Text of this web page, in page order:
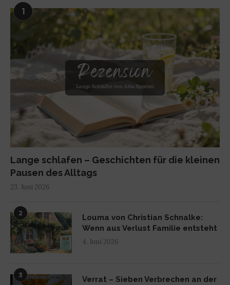
1
Lange schlafen – Geschichten für die kleinen
Pausen des Alltags
23. Juni 2026
2
Louma von Christian Schnalke:
Wenn aus Verlust Familie entsteht
4. Juni 2026
3
Verrat – Sieben Verbrechen an der